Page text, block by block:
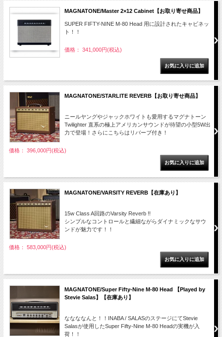
MAGNATONE/Master 2×12 Cabinet【お取り寄せ商品】
SUPER FIFTY-NINE M-80 Head 用に設計されたキャビネッ
ト！！
価格： 341,000円(税込)
MAGNATONE/STARLITE REVERB【お取り寄せ商品】
ニールヤングやジャックホワイトも愛用するマグナトーン
Twilighter 直系の極上アメリカンサウンドが待望の小型5W出
力で登場！さらにこちらはリバーブ付き！
価格： 396,000円(税込)
MAGNATONE/VARSITY REVERB【在庫あり】
15w Class A回路のVarsity Reverb !!
シンプルなコントロールと繊細ながらダイナミックなサウ
ンドが魅力です！！
価格： 583,000円(税込)
MAGNATONE/Super Fifty-Nine M-80 Head 【Played by
Stevie Salas】【在庫あり】
ななななんと！！INABA / SALASのステージにてStevie
Salasが使用したSuper Fifty-Nine M-80 Headの実機が入
荷！！